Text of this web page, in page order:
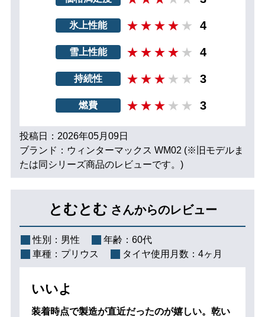
氷上性能 4
雪上性能 4
持続性 3
燃費 3
投稿日：2026年05月09日
ブランド：ウィンターマックス WM02 (※旧モデルま
たは同シリーズ商品のレビューです。)
とむとむ さんからのレビュー
性別： 男性 年齢： 60代
車種： プリウス タイヤ使用月数： 4ヶ月
いいよ
装着時点で製造が直近だったのが嬉しい。乾い